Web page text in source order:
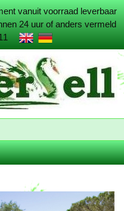
vanuit voorraad leverbaar
24 uur of anders vermeld